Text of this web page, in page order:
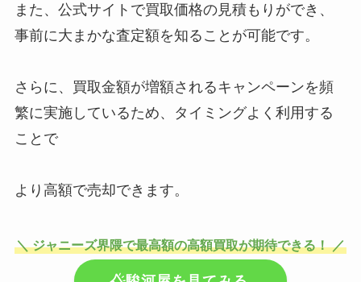
また、公式サイトで買取価格の見積もりができ、
事前に大まかな査定額を知ることが可能です。
さらに、買取金額が増額されるキャンペーンを頻
繁に実施しているため、タイミングよく利用する
ことで
より高額で売却できます。
＼ ジャニーズ界隈で最高額の高額買取が期待できる！ ／